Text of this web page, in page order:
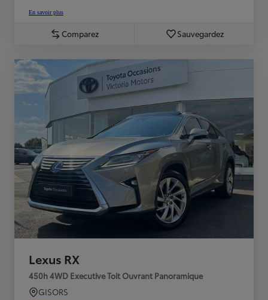
En savoir plus
Comparez Sauvegardez
Lexus RX
450h 4WD Executive Toit Ouvrant Panoramique
GISORS